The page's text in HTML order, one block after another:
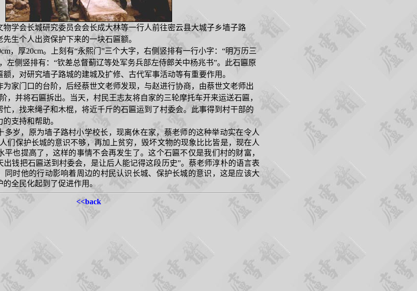
物学会长城研究委员会会长成大林等一行人前往密云县大城子乡墙子路
生个人出资保护下来的一块石匾额。
，厚20cm。上刻有“永熙门”三个大字，右侧竖排有一行小字：“明万历三
左侧竖排有：“钦差总督蓟辽等处军务兵部左侍郎关中杨兆书”。此石匾原
，对研究墙子路城的建城及扩修、古代军事活动等有重要作用。
家门口的台阶，后经蔡世文老师发现，与赵进行协商，由蔡世文老师出
，并将石匾拆出。当天，村民王志友将自家的三轮摩托车开来运送石匾，
忙，找来绳子和木棍，将近千斤的石匾运到了村委会。此事得到村干部的
支持和帮助。
多岁，原为墙子路村小学校长，现离休在家，蔡老师的这种举动实在令人
们保护长城的意识不够，再加上贫穷，毁坏文物的现象比比皆是，现在人
平也提高了，这样的事情不会再发生了。这个石匾不仅是我们村的财富，
出钱把石匾送到村委会，是让后人能记得这段历史”。蔡老师淳朴的语言表
同时他的行动影响着周边的村民认识长城、保护长城的意识，这是应该大
全民化起到了促进作用。
<<back